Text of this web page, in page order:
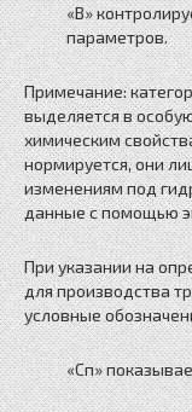
«В»
параметров.
Примечание:
выделяется в
химическим
нормируется, они
изменениям под
данные с помощью
При указании на
для производства
условные
«Сп»